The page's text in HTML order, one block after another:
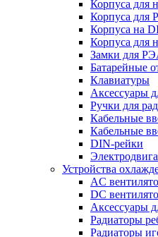
Корпуса для
Корпуса для
Корпуса на
Корпуса для
Замки для
Батарейные
Клавиатуры
Аксессуары
Ручки для
Кабельные
Кабельные
DIN-рейки
Устройства
AC
DC
Аксессуары
Радиаторы
Радиаторы